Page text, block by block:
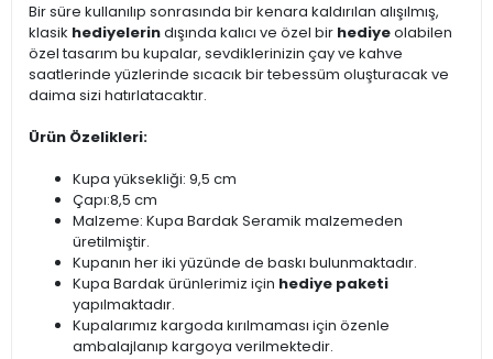
Bir süre kullanılıp sonrasında bir kenara kaldırılan alışılmış,
klasik hediyelerindışında kalıcı ve özel bir hediyeolabilen
özel tasarım bu kupalar, sevdiklerinizin çay ve kahve
saatlerinde yüzlerinde sıcacık bir tebessüm oluşturacak ve
daima sizi hatırlatacaktır.
Ürün Özelikleri:
Kupa yüksekliği: 9,5 cm
Çapı:8,5 cm
Malzeme: Kupa Bardak Seramik malzemeden
üretilmiştir.
Kupanın her iki yüzünde de baskı bulunmaktadır.
Kupa Bardak ürünlerimiz için hediye paketi
yapılmaktadır.
Kupalarımız kargoda kırılmaması için özenle
ambalajlanıp kargoya verilmektedir.